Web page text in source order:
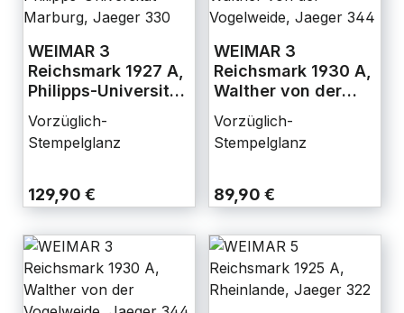
WEIMAR 3
Reichsmark 1927 A,
Philipps-Universität
330
Vorzüglich-
Stempelglanz
129,90 €
WEIMAR 3
Reichsmark 1930 A,
Walther von der
344
Vorzüglich-
Stempelglanz
89,90 €